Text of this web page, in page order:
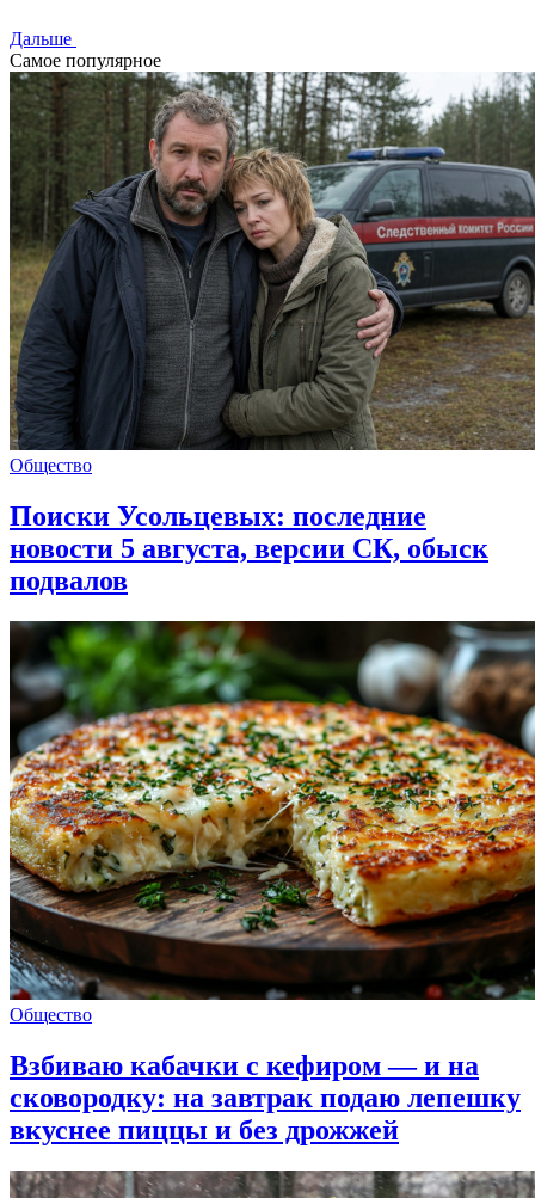
Дальше
Самое популярное
Общество
Поиски Усольцевых: последние
новости 5 августа, версии СК, обыск
подвалов
Общество
Взбиваю кабачки с кефиром — и на
сковородку: на завтрак подаю лепешку
вкуснее пиццы и без дрожжей